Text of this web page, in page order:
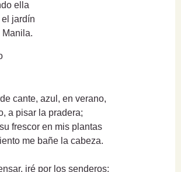
ella
jardín
Manila.
cante, azul, en verano,
a pisar la pradera;
frescor en mis plantas
me bañe la cabeza.
iré por los senderos: